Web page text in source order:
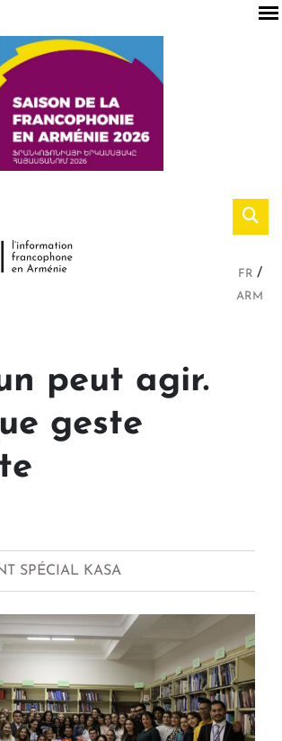
FR
ARM
peut agir.
geste
SPÉCIAL KASA